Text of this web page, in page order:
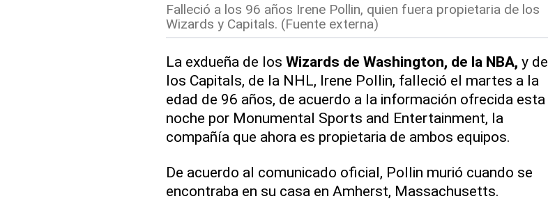
Falleció a los 96 años Irene Pollin, quien fuera propietaria de los
Wizards y Capitals. (Fuente externa)
La exdueña de los Wizards de Washington, de la NBA, y de
los Capitals, de la NHL, Irene Pollin, falleció el martes a la
edad de 96 años, de acuerdo a la información ofrecida esta
noche por Monumental Sports and Entertainment, la
compañía que ahora es propietaria de ambos equipos.
De acuerdo al comunicado oficial, Pollin murió cuando se
encontraba en su casa en Amherst, Massachusetts.